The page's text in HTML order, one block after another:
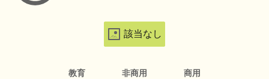
該当なし
教育 非商用 商用